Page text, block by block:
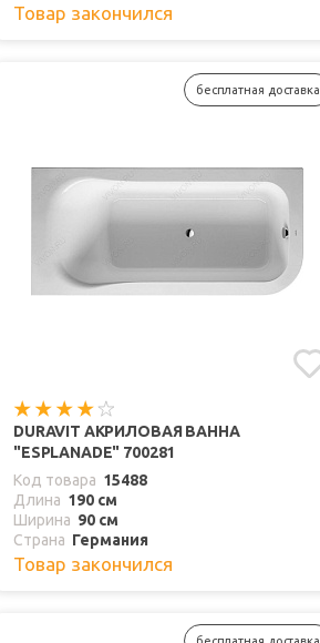
Товар закончился
бесплатная доставка
DURAVIT АКРИЛОВАЯ ВАННА
"ESPLANADE" 700281
Код товара 15488
Длина 190 см
Ширина 90 см
Страна Германия
Товар закончился